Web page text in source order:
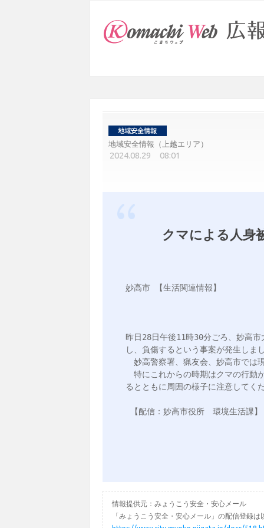
地域安全情報（上越エリア）
2024.08.29 08:01
クマによる人身
妙高市 【生活関連情報】
昨日28日午後11時30分ごろ、妙高
し、負傷するという事案が発生しまし
妙高警察署、猟友会、妙高市では
特にこれからの時期はクマの行動
るとともに周囲の様子に注意してく
情報提供元：みょうこう安全・安心メール
「みょうこう安全・安心メール」の配信登録は